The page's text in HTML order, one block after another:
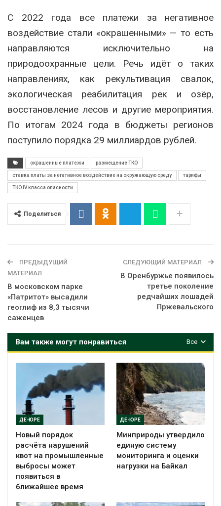
С 2022 года все платежи за негативное
воздействие стали «окрашенными» — то есть
направляются исключительно на
природоохранные цели. Речь идёт о таких
направлениях, как рекультивация свалок,
экологическая реабилитация рек и озёр,
восстановление лесов и другие мероприятия.
По итогам 2024 года в бюджеты регионов
поступило порядка 29 миллиардов рублей.
окрашенные платежи размещение ТКО
ставка платы за негативное воздействие на окружающую среду тарифы
ТКО IV класса опасности
Поделиться
ПРЕДЫДУЩИЙ
МАТЕРИАЛ
В московском парке
«Патритот» высадили
геоглиф из 8,3 тысячи
саженцев
СЛЕДУЮЩИЙ МАТЕРИАЛ
В Оренбуржье появилось
третье поколение
редчайших лошадей
Пржевальского
Все
Вам также могут понравиться
ДЕ-ЮРЕ
Новый порядок
расчёта нарушений
квот на промышленные
выбросы может
появиться в
ближайшее время
ДЕ-ЮРЕ
Минприроды утвердило
единую систему
мониторинга и оценки
нагрузки на Байкал